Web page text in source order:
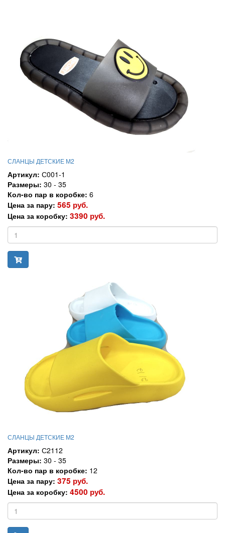
СЛАНЦЫ ДЕТСКИЕ М2
Артикул: С001-1
Размеры: 30 - 35
Кол-во пар в коробке: 6
Цена за пару: 565 руб.
Цена за коробку: 3390 руб.
СЛАНЦЫ ДЕТСКИЕ М2
Артикул: С2112
Размеры: 30 - 35
Кол-во пар в коробке: 12
Цена за пару: 375 руб.
Цена за коробку: 4500 руб.